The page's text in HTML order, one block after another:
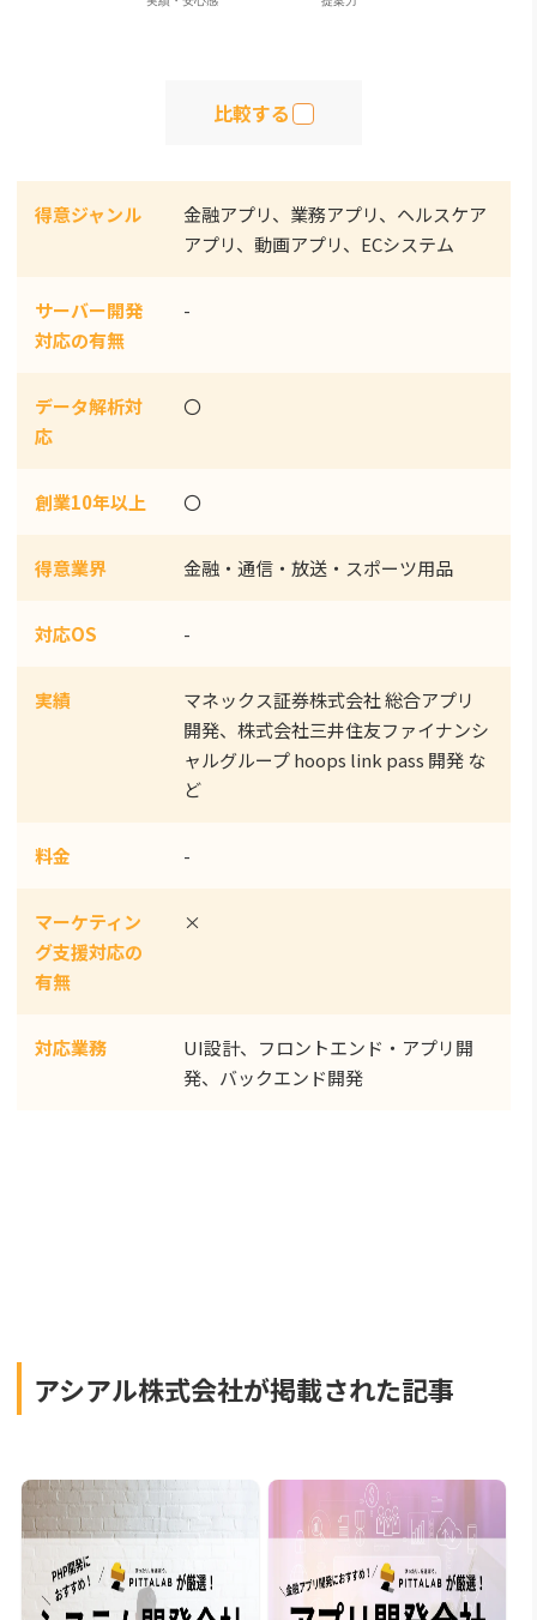
比較する
得意ジャンル
金融アプリ、業務アプリ、ヘルスケア
アプリ、動画アプリ、ECシステム
サーバー開発
対応の有無
-
データ解析対
応
〇
創業10年以上 〇
得意業界 金融・通信・放送・スポーツ用品
対応OS -
実績
マネックス証券株式会社 総合アプリ
開発、株式会社三井住友ファイナンシ
ャルグループ hoops link pass 開発 な
ど
料金 -
マーケティン
グ支援対応の
有無
×
対応業務
UI設計、フロントエンド・アプリ開
発、バックエンド開発
アシアル株式会社が掲載された記事